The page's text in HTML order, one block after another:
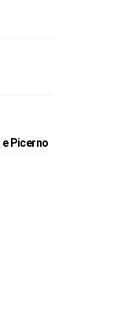
Picerno